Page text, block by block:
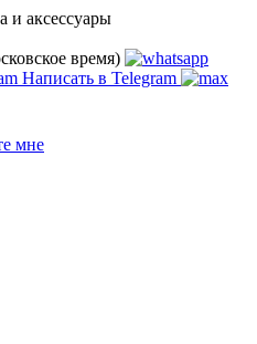
и аксессуары
время)
Написать в Telegram
мне